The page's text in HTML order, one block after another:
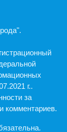
г..
за
комментариев.